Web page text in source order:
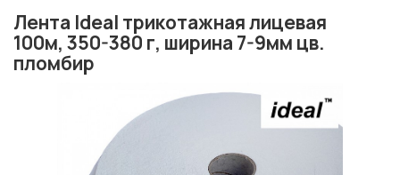
Лента Ideal трикотажная лицевая
100м, 350-380 г, ширина 7-9мм цв.
пломбир